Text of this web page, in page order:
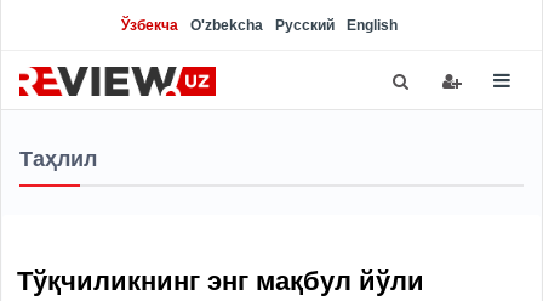
Ўзбекча O'zbekcha Русский English
Таҳлил
Тўқчиликнинг энг мақбул йўли